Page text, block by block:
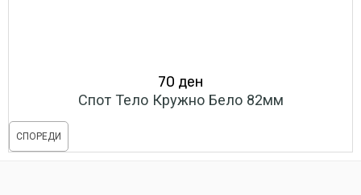
70 ден
Спот Тело Кружно Бело 82мм
СПОРЕДИ